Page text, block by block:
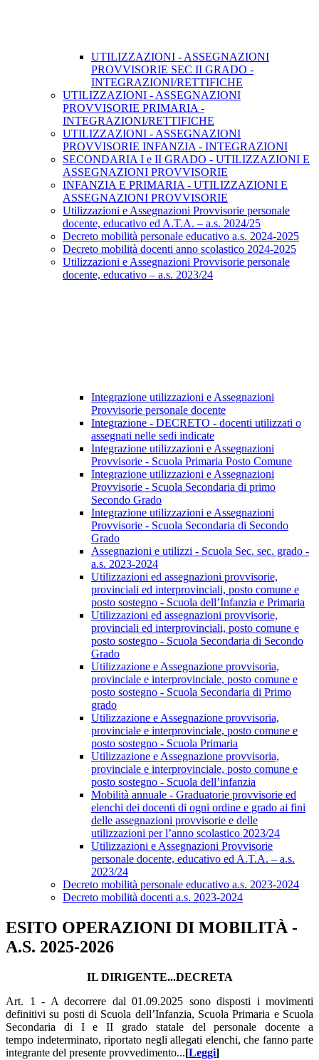
UTILIZZAZIONI - ASSEGNAZIONI
PROVVISORIE SEC II GRADO -
INTEGRAZIONI/RETTIFICHE
UTILIZZAZIONI - ASSEGNAZIONI
PROVVISORIE PRIMARIA -
INTEGRAZIONI/RETTIFICHE
UTILIZZAZIONI - ASSEGNAZIONI
PROVVISORIE INFANZIA - INTEGRAZIONI
SECONDARIA I e II GRADO - UTILIZZAZIONI E
ASSEGNAZIONI PROVVISORIE
INFANZIA E PRIMARIA - UTILIZZAZIONI E
ASSEGNAZIONI PROVVISORIE
Utilizzazioni e Assegnazioni Provvisorie personale
docente, educativo ed A.T.A. – a.s. 2024/25
Decreto mobilità personale educativo a.s. 2024-2025
Decreto mobilità docenti anno scolastico 2024-2025
Utilizzazioni e Assegnazioni Provvisorie personale
docente, educativo – a.s. 2023/24
Integrazione utilizzazioni e Assegnazioni
Provvisorie personale docente
Integrazione - DECRETO - docenti utilizzati o
assegnati nelle sedi indicate
Integrazione utilizzazioni e Assegnazioni
Provvisorie - Scuola Primaria Posto Comune
Integrazione utilizzazioni e Assegnazioni
Provvisorie - Scuola Secondaria di primo
Secondo Grado
Integrazione utilizzazioni e Assegnazioni
Provvisorie - Scuola Secondaria di Secondo
Grado
Assegnazioni e utilizzi - Scuola Sec. sec. grado -
a.s. 2023-2024
Utilizzazioni ed assegnazioni provvisorie,
provinciali ed interprovinciali, posto comune e
posto sostegno - Scuola dell’Infanzia e Primaria
Utilizzazioni ed assegnazioni provvisorie,
provinciali ed interprovinciali, posto comune e
posto sostegno - Scuola Secondaria di Secondo
Grado
Utilizzazione e Assegnazione provvisoria,
provinciale e interprovinciale, posto comune e
posto sostegno - Scuola Secondaria di Primo
grado
Utilizzazione e Assegnazione provvisoria,
provinciale e interprovinciale, posto comune e
posto sostegno - Scuola Primaria
Utilizzazione e Assegnazione provvisoria,
provinciale e interprovinciale, posto comune e
posto sostegno - Scuola dell’infanzia
Mobilità annuale - Graduatorie provvisorie ed
elenchi dei docenti di ogni ordine e grado ai fini
delle assegnazioni provvisorie e delle
utilizzazioni per l’anno scolastico 2023/24
Utilizzazioni e Assegnazioni Provvisorie
personale docente, educativo ed A.T.A. – a.s.
2023/24
Decreto mobilità personale educativo a.s. 2023-2024
Decreto mobilità docenti a.s. 2023-2024
ESITO OPERAZIONI DI MOBILITÀ -
A.S. 2025-2026
IL DIRIGENTE...DECRETA
Art. 1 - A decorrere dal 01.09.2025 sono disposti i movimenti
definitivi su posti di Scuola dell’Infanzia, Scuola Primaria e Scuola
Secondaria di I e II grado statale del personale docente a
tempo indeterminato, riportato negli allegati elenchi, che fanno parte
integrante del presente provvedimento...[Leggi]